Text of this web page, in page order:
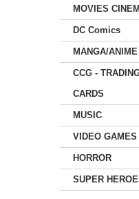
MOVIES
DC Comics
MANGA/ANIME
CCG -
CARDS
MUSIC
VIDEO GAMES
HORROR
SUPER